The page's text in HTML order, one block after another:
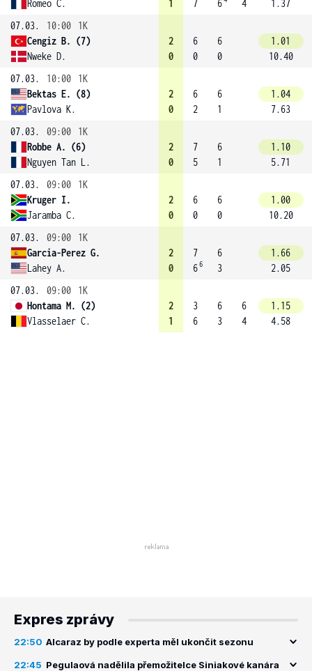
Romeo C. 1 7 6 4
1.37
07.03.
10:00
1K
Cengiz B. (7)
Nweke D.
2
0
6
0
6
0
1.01
10.40
07.03.
10:00
1K
Bektas E. (8)
Pavlova K.
2
0
6
2
6
1
1.04
7.63
07.03.
09:00
1K
Robbe A. (6)
Nguyen Tan L.
2
0
7
5
6
1
1.10
5.71
07.03.
09:00
1K
Kruger I.
Jaramba C.
2
0
6
0
6
0
1.00
10.20
07.03.
09:00
1K
Garcia-Perez G.
Lahey A.
2
0
7
66
6
3
1.66
2.05
07.03.
09:00
1K
Hontama M. (2)
Vlasselaer C.
2
1
3
6
6
3
6
4
1.15
4.58
Expres zprávy
22:50 Alcaraz by podle experta měl ukončit sezonu
22:45 Pegulaová nadělila přemožitelce Siniakové kanára